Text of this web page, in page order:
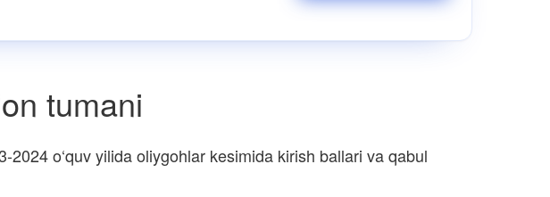
tumani
2024 o‘quv yilida oliygohlar kesimida kirish ballari va qabul